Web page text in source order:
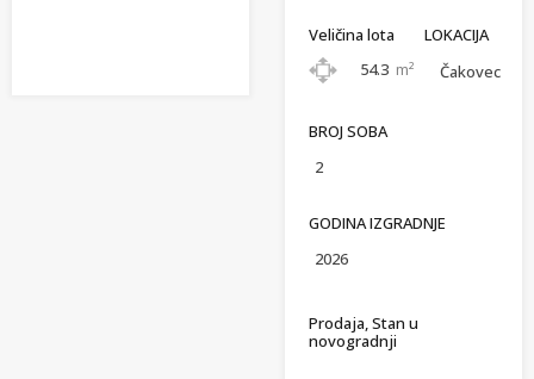
Veličina lota
54.3 m²
LOKACIJA
Čakovec
BROJ SOBA
2
GODINA IZGRADNJE
2026
Prodaja, Stan u
novogradnji